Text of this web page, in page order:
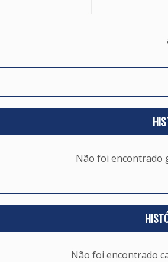
Não foi encontrado
Não foi encontrado